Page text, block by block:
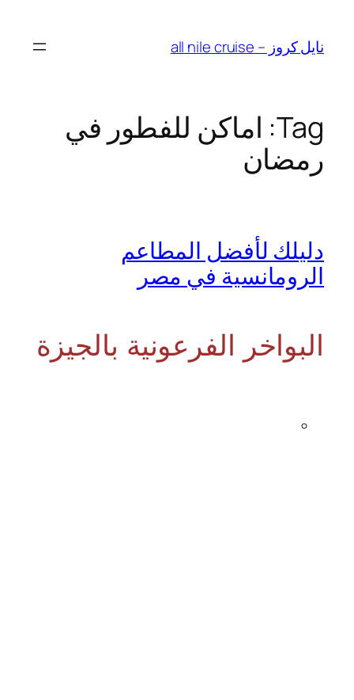
content
نايل كروز – all nile cruise
Tag: اماكن للفطور في
رمضان
دليلك لأفضل المطاعم
الرومانسية في مصر
البواخر الفرعونية بالجيزة